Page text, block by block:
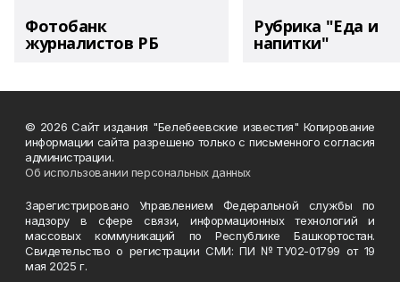
Фотобанк
журналистов РБ
Рубрика "Еда и
напитки"
© 2026 Сайт издания "Белебеевские известия" Копирование
информации сайта разрешено только с письменного согласия
администрации.
Об использовании персональных данных
Зарегистрировано Управлением Федеральной службы по
надзору в сфере связи, информационных технологий и
массовых коммуникаций по Республике Башкортостан.
Свидетельство о регистрации СМИ: ПИ №ТУ02-01799 от 19
мая 2025 г.